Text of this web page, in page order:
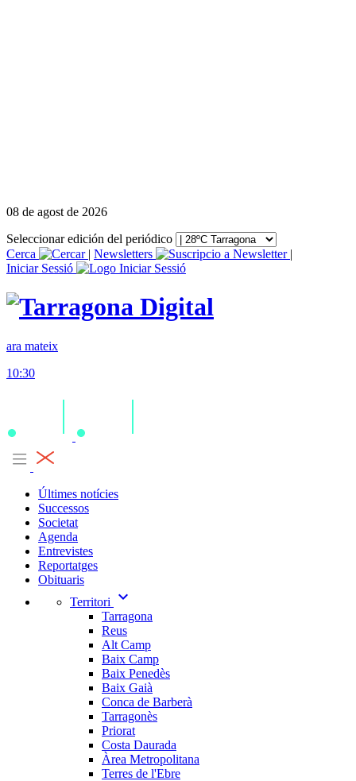
08 de agost de 2026
Seleccionar edición del periódico
Cerca
| Newsletters
|
Iniciar Sessió
ara mateix
10:30
Últimes notícies
Successos
Societat
Agenda
Entrevistes
Reportatges
Obituaris
Territori
expand_more
Tarragona
Reus
Alt Camp
Baix Camp
Baix Penedès
Baix Gaià
Conca de Barberà
Tarragonès
Priorat
Costa Daurada
Àrea Metropolitana
Terres de l'Ebre